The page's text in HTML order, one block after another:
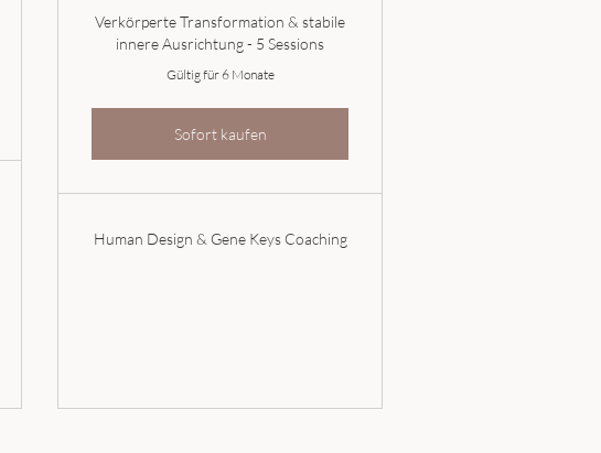
Verkörperte Transformation & stabile
innere Ausrichtung - 5 Sessions
Gültig für 6 Monate
Sofort kaufen
Human Design & Gene Keys Coaching